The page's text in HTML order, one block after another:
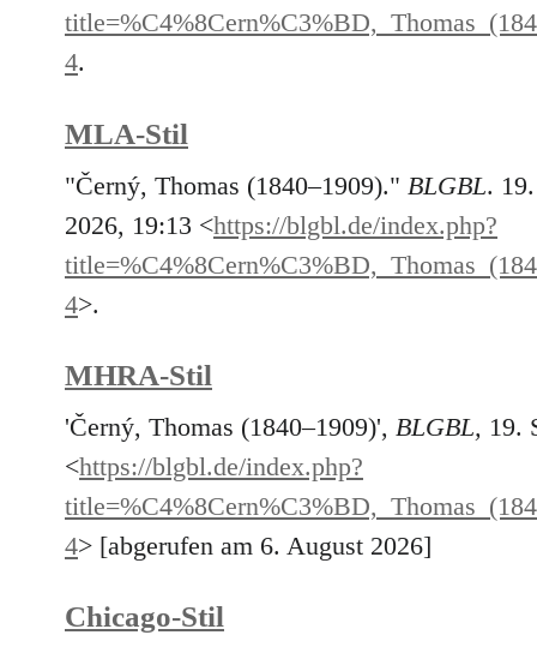
4.
MLA-Stil
"Černý, Thomas (1840–1909)." BLGBL.
2026, 19:13 <https://blgbl.de/index.php?
4>.
MHRA-Stil
'Černý, Thomas (1840–1909)', BLGBL, 19.
<https://blgbl.de/index.php?
4> [abgerufen am 6. August 2026]
Chicago-Stil